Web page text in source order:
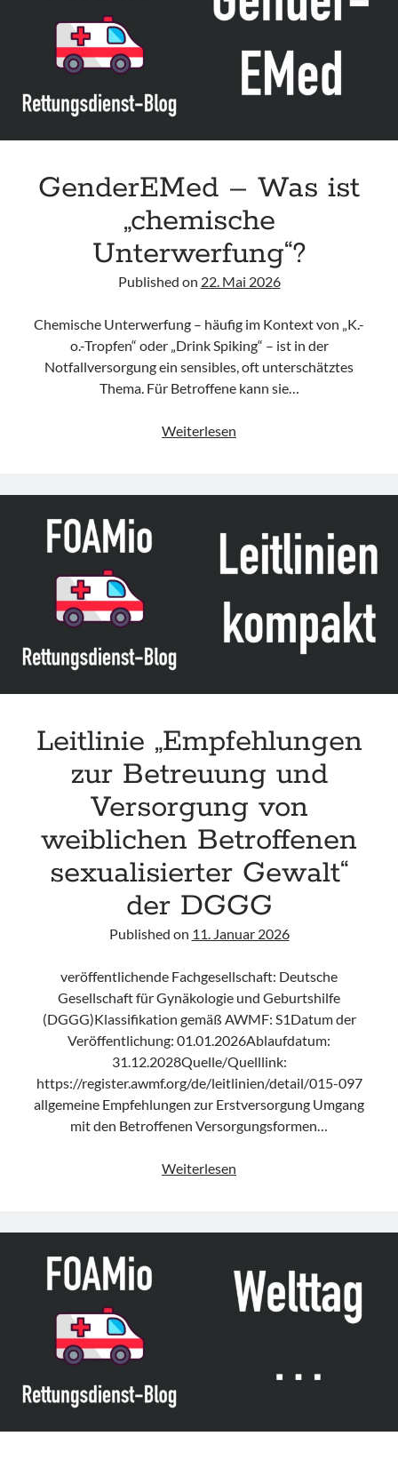
Leitlinie „Bauchschmerz bei Kindern und Jugendlichen – Bildgebende
Diagnostik“ der GPR
Leitlinie „Erbrechen im Kindes- und Jugendalter – Bildgebende
Diagnostik“ der GPR
Leitlinie „Kopfschmerzen bei Kindern und Jugendlichen – Bildgebende
Diagnostik“ der GPR
GenderEMed – Was ist
„chemische
Unterwerfung“?
Published on 22. Mai 2026
Chemische Unterwerfung – häufig im Kontext von „K.-
o.-Tropfen“ oder „Drink Spiking“ – ist in der
Notfallversorgung ein sensibles, oft unterschätztes
Thema. Für Betroffene kann sie…
Weiterlesen
ist
Unterwerfung“?
Leitlinie „Empfehlungen
zur Betreuung und
Versorgung von
weiblichen Betroffenen
sexualisierter Gewalt“
der DGGG
Published on 11. Januar 2026
veröffentlichende Fachgesellschaft: Deutsche
Gesellschaft für Gynäkologie und Geburtshilfe
(DGGG)Klassifikation gemäß AWMF: S1Datum der
Veröffentlichung: 01.01.2026Ablaufdatum:
31.12.2028Quelle/Quelllink:
https://register.awmf.org/de/leitlinien/detail/015-097
allgemeine Empfehlungen zur Erstversorgung Umgang
mit den Betroffenen Versorgungsformen…
Weiterlesen
Betreuung
Versorgung
von
weiblichen
Gewalt“